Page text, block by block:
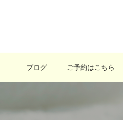
ブログ ご予約はこちら